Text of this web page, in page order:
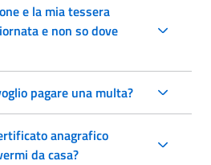
e la mia tessera
e non so dove
pagare una multa?
anagrafico
da casa?